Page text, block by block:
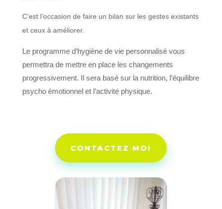
C’est l’occasion de faire un bilan sur les gestes existants
et ceux à améliorer.
Le programme d’hygiène de vie personnalisé vous
permettra de mettre en place les changements
progressivement. Il sera basé sur la nutrition, l’équilibre
psycho émotionnel et l’activité physique.
CONTACTEZ MOI